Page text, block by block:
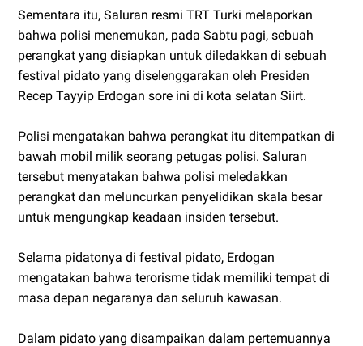
Sementara itu, Saluran resmi TRT Turki melaporkan
bahwa polisi menemukan, pada Sabtu pagi, sebuah
perangkat yang disiapkan untuk diledakkan di sebuah
festival pidato yang diselenggarakan oleh Presiden
Recep Tayyip Erdogan sore ini di kota selatan Siirt.
Polisi mengatakan bahwa perangkat itu ditempatkan di
bawah mobil milik seorang petugas polisi. Saluran
tersebut menyatakan bahwa polisi meledakkan
perangkat dan meluncurkan penyelidikan skala besar
untuk mengungkap keadaan insiden tersebut.
Selama pidatonya di festival pidato, Erdogan
mengatakan bahwa terorisme tidak memiliki tempat di
masa depan negaranya dan seluruh kawasan.
Dalam pidato yang disampaikan dalam pertemuannya